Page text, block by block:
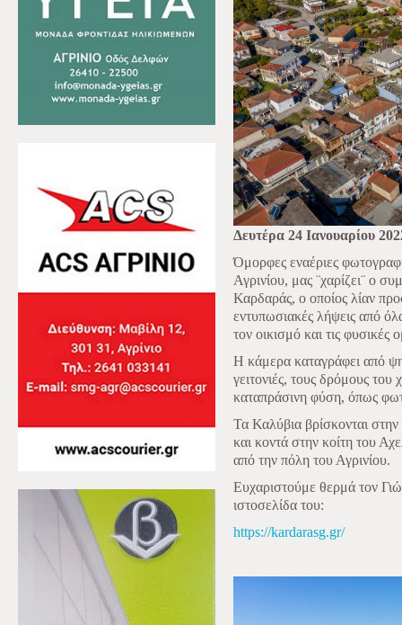
Δευτέρα 24 Ιανουαρίου
Όμορφες εναέριες
Αγρινίου, μας ¨χαρίζει¨ ο
Καρδαράς, ο οποίος λίαν
εντυπωσιακές λήψεις από
τον οικισμό και τις φυσικές
Η κάμερα καταγράφει από
γειτονιές, τους δρόμους
καταπράσινη φύση, όπως
Τα Καλύβια βρίσκονται στην
και κοντά στην κοίτη του
από την πόλη του Αγρινίου.
Ευχαριστούμε θερμά τον
ιστοσελίδα του:
https://kardarasg.gr/